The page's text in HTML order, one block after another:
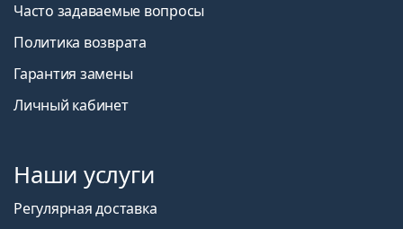
Часто задаваемые вопросы
Политика возврата
Гарантия замены
Личный кабинет
Наши услуги
Регулярная доставка